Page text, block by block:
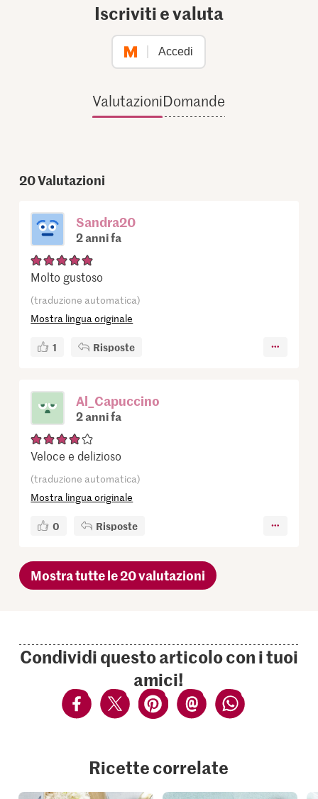
Iscriviti e valuta
Accedi
ValutazioniDomande
20Valutazioni
Sandra20
2 anni fa
Molto gustoso
(traduzione automatica)
Mostra lingua originale
1 Risposte
Al_Capuccino
2 anni fa
Veloce e delizioso
(traduzione automatica)
Mostra lingua originale
0 Risposte
Mostra tutte le 20 valutazioni
Condividi questo articolo con i tuoi
amici!
Ricette correlate